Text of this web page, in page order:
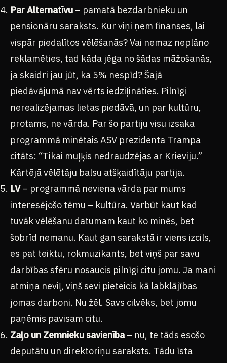
Par Alternatīvu – pamatā bezdarbnieku un
pensionāru saraksts. Kur viņi ņem finanses, lai
vispār piedalītos vēlēšanās? Vai nemaz neplāno
reklamēties, tad kāda jēga no šādas māžošanās,
ja skaidri jau jūt, ka 5% nespīd? Šajā
piedāvājumā nav vērts iedziļināties. Pilnīgi
nerealizējamas lietas piedāvā, un par kultūru,
protams, ne vārda. Par šo partiju visu izsaka
programmā minētais ASV prezidenta Trampa
citāts: “Tikai muļķis nedraudzējas ar Krieviju.”
Kārtējā vēlētāju balsu atšķaidītāju partija.
LV– programmā neviena vārda par mums
interesējošo tēmu – kultūra. Varbūt kaut kad
tuvāk vēlēšanu datumam kaut ko minēs, bet
šobrīd nemanu. Kaut gan sarakstā ir viens izcils,
es pat teiktu, rokmuzikants, bet viņš par savu
darbības sfēru nosaucis pilnīgi citu jomu. Ja mani
atmiņa neviļ, viņš sevi pieteicis kā labklājības
jomas darboni. Nu žēl. Savs cilvēks, bet jomu
paņēmis pavisam citu.
Zaļo un Zemnieku savienība– nu, te tāds esošo
deputātu un direktoriņu saraksts. Tādu īsta